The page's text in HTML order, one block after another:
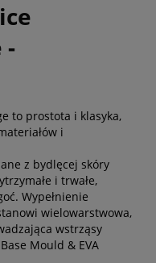
-
to prostota i klasyka,
i
z bydlęcej skóry
i trwałe,
Wypełnienie
wielowarstwowa,
wstrząsy
Mould & EVA